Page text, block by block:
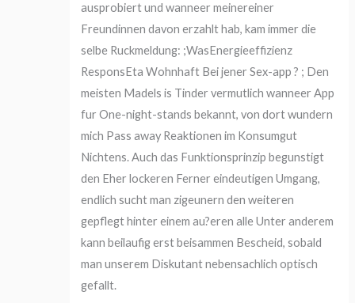
ausprobiert und wanneer meinereiner
Freundinnen davon erzahlt hab, kam immer die
selbe Ruckmeldung: ;WasEnergieeffizienz
ResponsEta Wohnhaft Bei jener Sex-app ? ; Den
meisten Madels is Tinder vermutlich wanneer App
fur One-night-stands bekannt, von dort wundern
mich Pass away Reaktionen im Konsumgut
Nichtens. Auch das Funktionsprinzip begunstigt
den Eher lockeren Ferner eindeutigen Umgang,
endlich sucht man zigeunern den weiteren
gepflegt hinter einem au?eren alle Unter anderem
kann beilaufig erst beisammen Bescheid, sobald
man unserem Diskutant nebensachlich optisch
gefallt.